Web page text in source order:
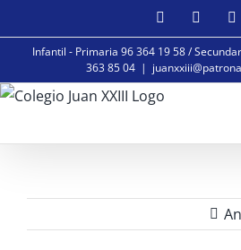
al
contenido
Facebook
Infantil - Primaria 96 364 19 58 /
363 85 04 |